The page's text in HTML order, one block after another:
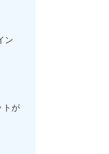
ン
トが